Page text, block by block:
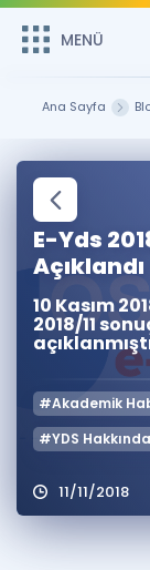
MENÜ
Remzi Hoca ile
MENÜ
Çalışma
Kitaplar
Katılımcı
Faydalı
Ücretsiz
Puan
Blog
Hakkımızda
Soru & Cevap
Ana Sayfa
E-Yds
Açıklandı
10 Kasım
2018/11
#Akademik
#YDS
11/11/2018